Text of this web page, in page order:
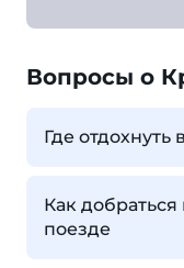
Вопросы о
Где
Как
поезде